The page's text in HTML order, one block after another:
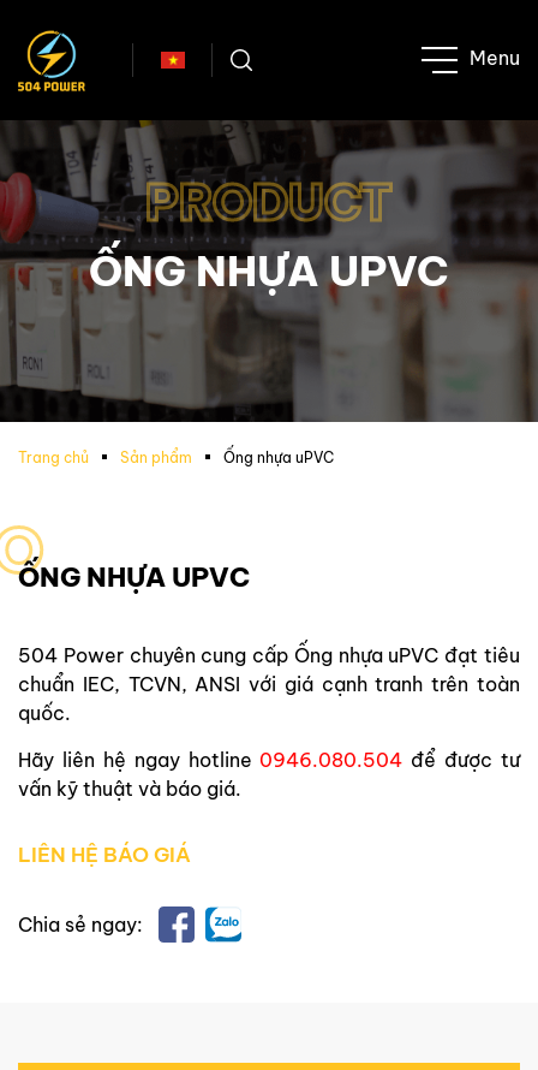
ỐNG NHỰA UPVC
PRODUCT
Trang chủ Sản phẩm Ống nhựa uPVC
ỐNG NHỰA UPVC
504 Power chuyên cung cấp Ống nhựa uPVC đạt tiêu
chuẩn IEC, TCVN, ANSI với giá cạnh tranh trên toàn
quốc.
Hãy liên hệ ngay hotline 0946.080.504 để được tư
vấn kỹ thuật và báo giá.
LIÊN HỆ BÁO GIÁ
Chia sẻ ngay: